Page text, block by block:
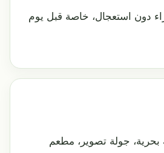
دون استعجال، خاصة قبل يوم
جولة تصوير، مطعم